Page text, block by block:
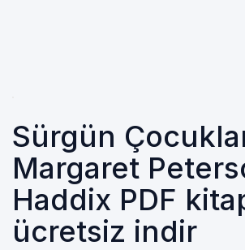
Sürgün
Margaret
Haddix PDF
ücretsiz indir